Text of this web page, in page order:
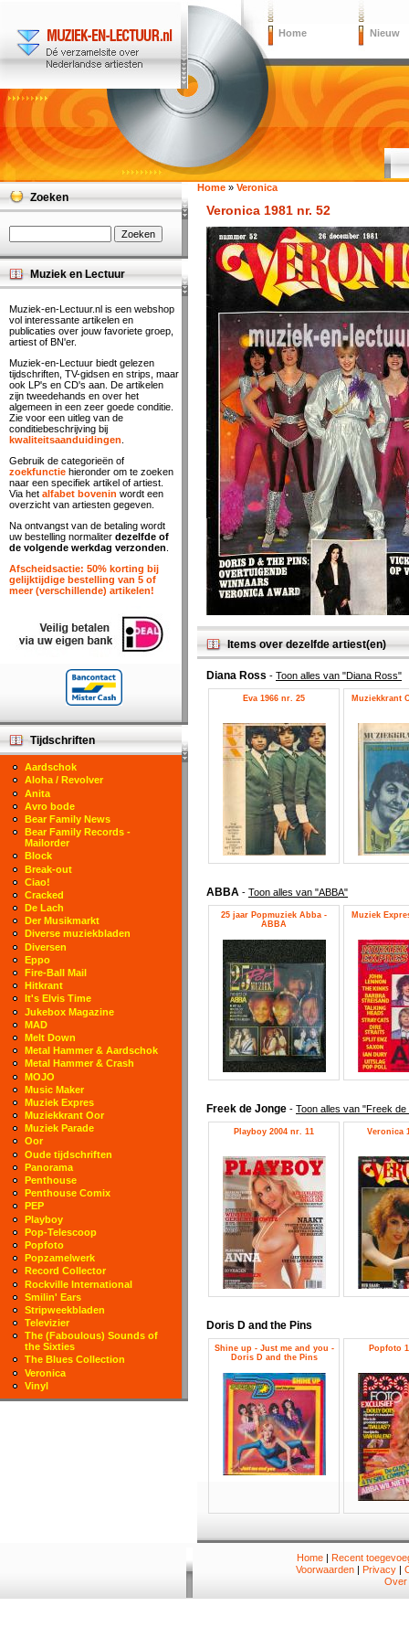
Home Nieuw
Home » Veronica
Veronica 1981 nr. 52
Items over dezelfde artiest(en)
Diana Ross - Toon alles van "Diana Ross"
Eva 1966 nr. 25 Muziekkrant
ABBA - Toon alles van "ABBA"
25 jaar Popmuziek Abba -
ABBA
Muziek
Freek de Jonge - Toon alles van "Freek de
Playboy 2004 nr. 11 Veronica
Doris D and the Pins
Shine up - Just me and you -
Doris D and the Pins
Popfoto
Zoeken
Muziek en Lectuur
Muziek-en-Lectuur.nl is een webshop
vol interessante artikelen en
publicaties over jouw favoriete groep,
artiest of BN'er.
Muziek-en-Lectuur biedt gelezen
tijdschriften, TV-gidsen en strips, maar
ook LP's en CD's aan. De artikelen
zijn tweedehands en over het
algemeen in een zeer goede conditie.
Zie voor een uitleg van de
conditiebeschrijving bij
kwaliteitsaanduidingen
Gebruik de categorieën of
zoekfunctie hieronder om te zoeken
naar een specifiek artikel of artiest.
Via het alfabet bovenin wordt een
overzicht van artiesten gegeven.
Na ontvangst van de betaling wordt
uw bestelling normaliter dezelfde of
de volgende werkdag verzonden
Afscheidsactie: 50% korting bij
gelijktijdige bestelling van 5 of
meer (verschillende) artikelen!
Tijdschriften
Aardschok
Aloha / Revolver
Anita
Avro bode
Bear Family News
Bear Family Records -
Mailorder
Block
Break-out
Ciao!
Cracked
De Lach
Der Musikmarkt
Diverse muziekbladen
Diversen
Eppo
Fire-Ball Mail
Hitkrant
It's Elvis Time
Jukebox Magazine
MAD
Melt Down
Metal Hammer & Aardschok
Metal Hammer & Crash
MOJO
Music Maker
Muziek Expres
Muziekkrant Oor
Muziek Parade
Oor
Oude tijdschriften
Panorama
Penthouse
Penthouse Comix
PEP
Playboy
Pop-Telescoop
Popfoto
Popzamelwerk
Record Collector
Rockville International
Smilin' Ears
Stripweekbladen
Televizier
The (Faboulous) Sounds of
the Sixties
The Blues Collection
Veronica
Vinyl
Home| Recent
Voorwaarden | Privacy |
Over